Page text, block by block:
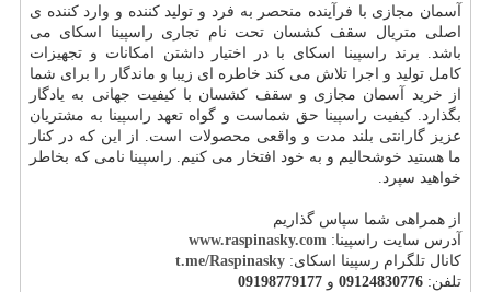
آسمان مجازی با فرآینده منحصر به فرد و تولید کننده و وارد کننده ی
اصلی متریال سقف کشسان تحت نام تجاری راسپینا اسکای می
باشد. برند راسپینا اسکای با در اختیار داشتن امکانات و تجهیزات
کامل تولید و اجرا تلاش می کند خاطره ای زیبا و ماندگار را برای شما
از خرید آسمان مجازی و سقف کشسان با کیفیت جهانی به یادگار
بگذارد. کیفیت راسپینا حق شماست و گواه تعهد راسپینا به مشتریان
عزیز گارانتی بلند مدت و واقعی محصولات است. از این که در کنار
ما هستید خوشحالیم و به خود افتخار می کنیم. راسپینا نامی که بخاطر
خواهید سپرد.
از همراهی شما سپاس گذاریم
آدرس سایت راسپینا: www.raspinasky.com
کانال تلگرام رسپینا اسکای: t.me/Raspinasky
تلفن: 09124830776 و 09198779177